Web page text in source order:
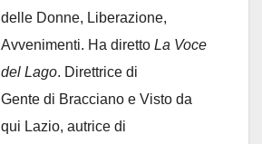
delle Donne, Liberazione,
Avvenimenti. Ha diretto La Voce
del Lago. Direttrice di
Gente di Bracciano e Visto da
qui Lazio, autrice di